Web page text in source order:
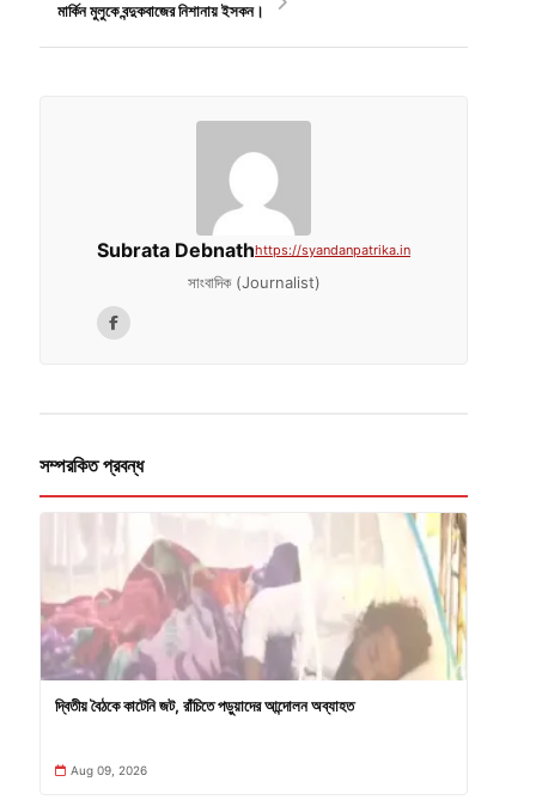
মার্কিন মুলুকে বন্দুকবাজের নিশানায় ইসকন।
Subrata Debnathhttps://syandanpatrika.in
সাংবাদিক (Journalist)
সম্পরকিত প্রবন্ধ
দ্বিতীয় বৈঠকে কাটেনি জট, রাঁচিতে পড়ুয়াদের আন্দোলন অব্যাহত
Aug 09, 2026